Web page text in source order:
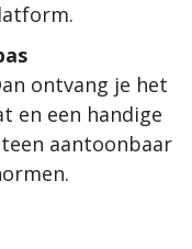
ontvang je het
en een handige
aantoonbaar